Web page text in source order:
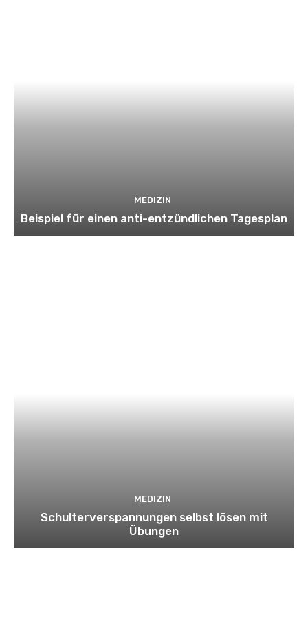
MEDIZIN
Beispiel für einen anti-entzündlichen Tagesplan
MEDIZIN
Schulterverspannungen selbst lösen mit
Übungen